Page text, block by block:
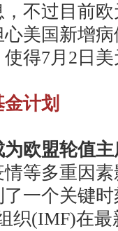
不过目前
美国新增
得7月2日
计划
欧盟轮值
等多重因
一个关键
织(IMF)在